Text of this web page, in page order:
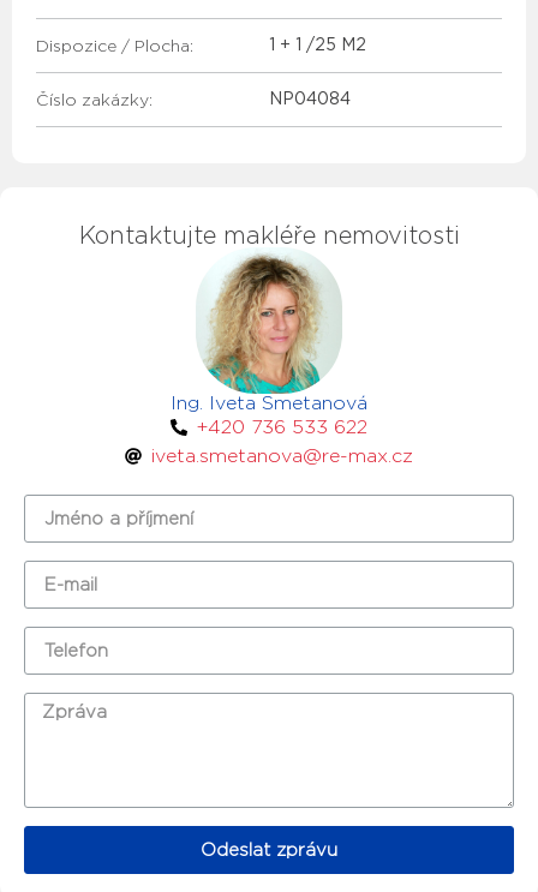
Dispozice / Plocha: 1 + 1 /25 M2
Číslo zakázky: NP04084
Kontaktujte makléře nemovitosti
Ing. Iveta Smetanová
+420 736 533 622
iveta.smetanova@re-max.cz
Odeslat zprávu